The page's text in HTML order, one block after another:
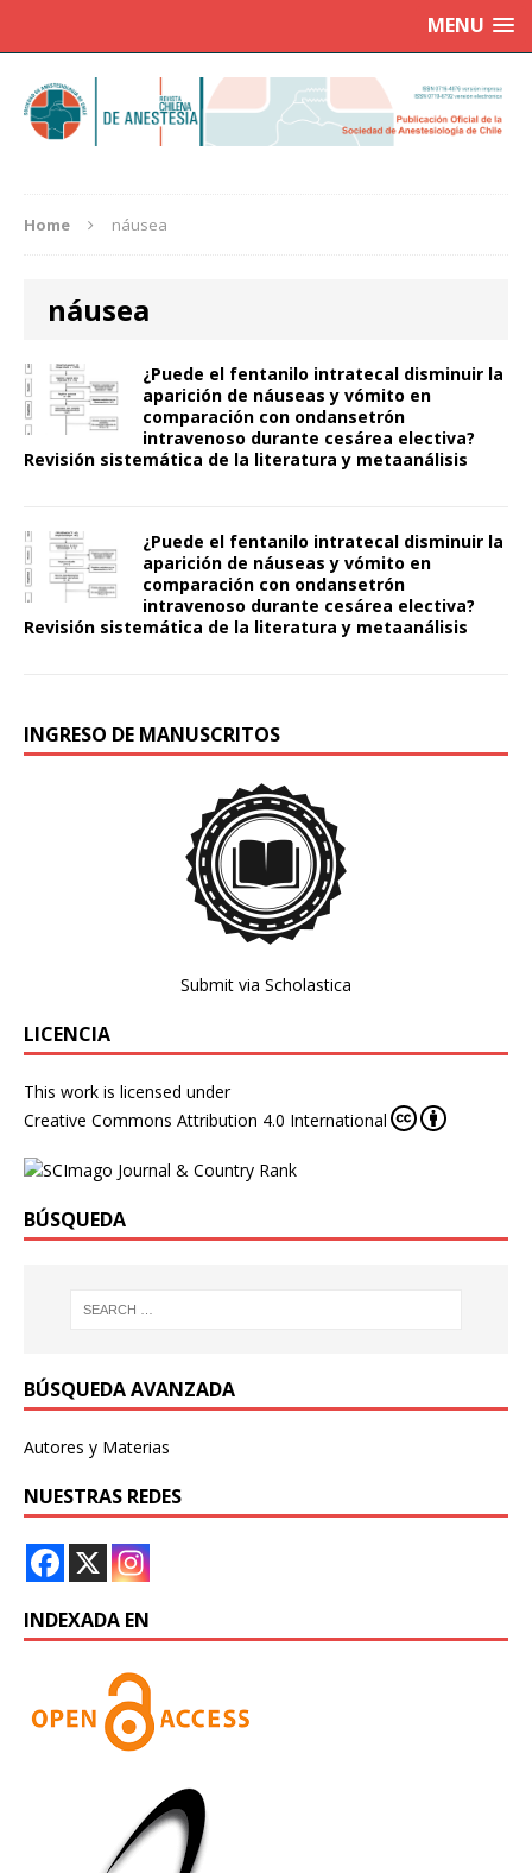
MENU
Home náusea
náusea
¿Puede el fentanilo intratecal disminuir la
aparición de náuseas y vómito en
comparación con ondansetrón
intravenoso durante cesárea electiva?
Revisión sistemática de la literatura y metaanálisis
¿Puede el fentanilo intratecal disminuir la
aparición de náuseas y vómito en
comparación con ondansetrón
intravenoso durante cesárea electiva?
Revisión sistemática de la literatura y metaanálisis
INGRESO DE MANUSCRITOS
Submit via Scholastica
LICENCIA
This work is licensed under
Creative Commons Attribution 4.0 International
BÚSQUEDA
BÚSQUEDA AVANZADA
Autores y Materias
NUESTRAS REDES
INDEXADA EN